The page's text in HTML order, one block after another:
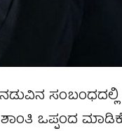
ಸಂಬಂಧದಲ್ಲಿ
ಒಪ್ಪಂದ